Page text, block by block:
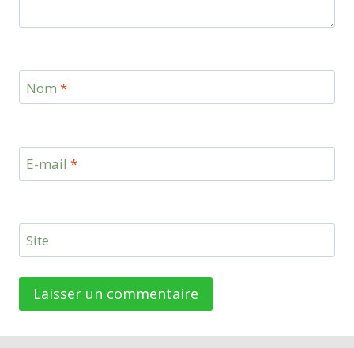
Nom *
E-mail *
Site